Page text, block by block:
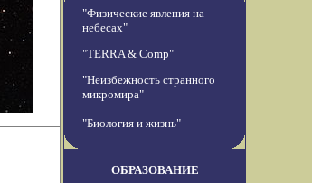
"Физические явления на
небесах"
"TERRA & Comp"
"Неизбежность странного
микромира"
"Биология и жизнь"
ОБРАЗОВАНИЕ